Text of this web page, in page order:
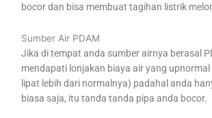
bocor dan bisa membuat tagihan listrik
Sumber Air PDAM
Jika di tempat anda sumber airnya berasal
mendapati lonjakan biaya air yang
lipat lebih dari normalnya) padahal anda
biasa saja, itu tanda tanda pipa anda bocor.